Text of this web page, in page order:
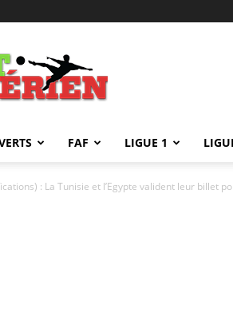
FOOTALGERIEN
FAF LIGUE 1
: La Tunisie et l’Egypte valident leur billet